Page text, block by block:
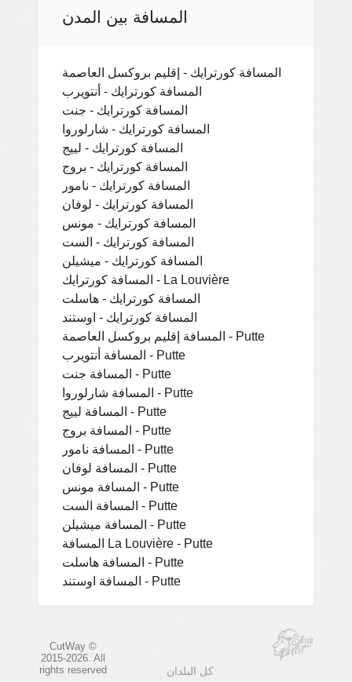
المسافة بين المدن
المسافة كورترايك - إقليم بروكسل العاصمة
المسافة كورترايك - أنتويرب
المسافة كورترايك - جنت
المسافة كورترايك - شارلوروا
المسافة كورترايك - لييج
المسافة كورترايك - بروج
المسافة كورترايك - نامور
المسافة كورترايك - لوفان
المسافة كورترايك - مونس
المسافة كورترايك - الست
المسافة كورترايك - ميشيلن
المسافة كورترايك - La Louvière
المسافة كورترايك - هاسلت
المسافة كورترايك - اوستند
المسافة إقليم بروكسل العاصمة - Putte
المسافة أنتويرب - Putte
المسافة جنت - Putte
المسافة شارلوروا - Putte
المسافة لييج - Putte
المسافة بروج - Putte
المسافة نامور - Putte
المسافة لوفان - Putte
المسافة مونس - Putte
المسافة الست - Putte
المسافة ميشيلن - Putte
المسافة La Louvière - Putte
المسافة هاسلت - Putte
المسافة اوستند - Putte
CutWay ©
2015-2026. All
rights reserved
كل البلدان